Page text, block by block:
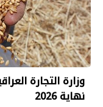
وزارة التجارة
نهاية 2026